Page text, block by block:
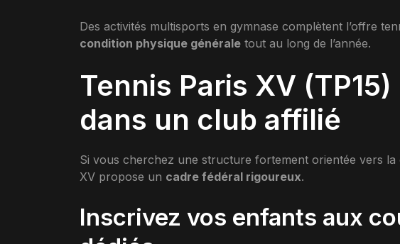
Des activités multisports en gymnase complètent l’offre
condition physique générale tout au long de l’année.
Tennis Paris XV
dans un club affilié
Si vous cherchez une structure fortement orientée vers la
XV propose un cadre fédéral rigoureux.
Inscrivez vos enfants aux